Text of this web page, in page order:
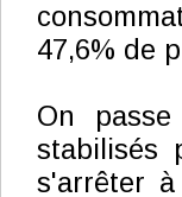
47,6% de
On
stabilisés
s'arrêter